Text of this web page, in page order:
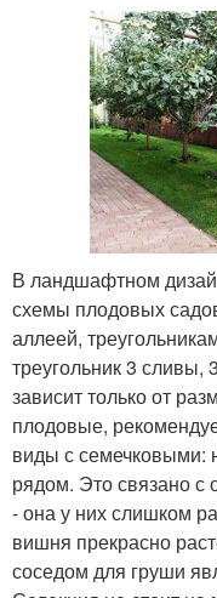
В ландшафтном
схемы плодовых
аллеей,
треугольник 3
зависит только от
плодовые,
виды с семечковыми:
рядом. Это связано с
- она у них слишком
вишня прекрасно
соседом для груши